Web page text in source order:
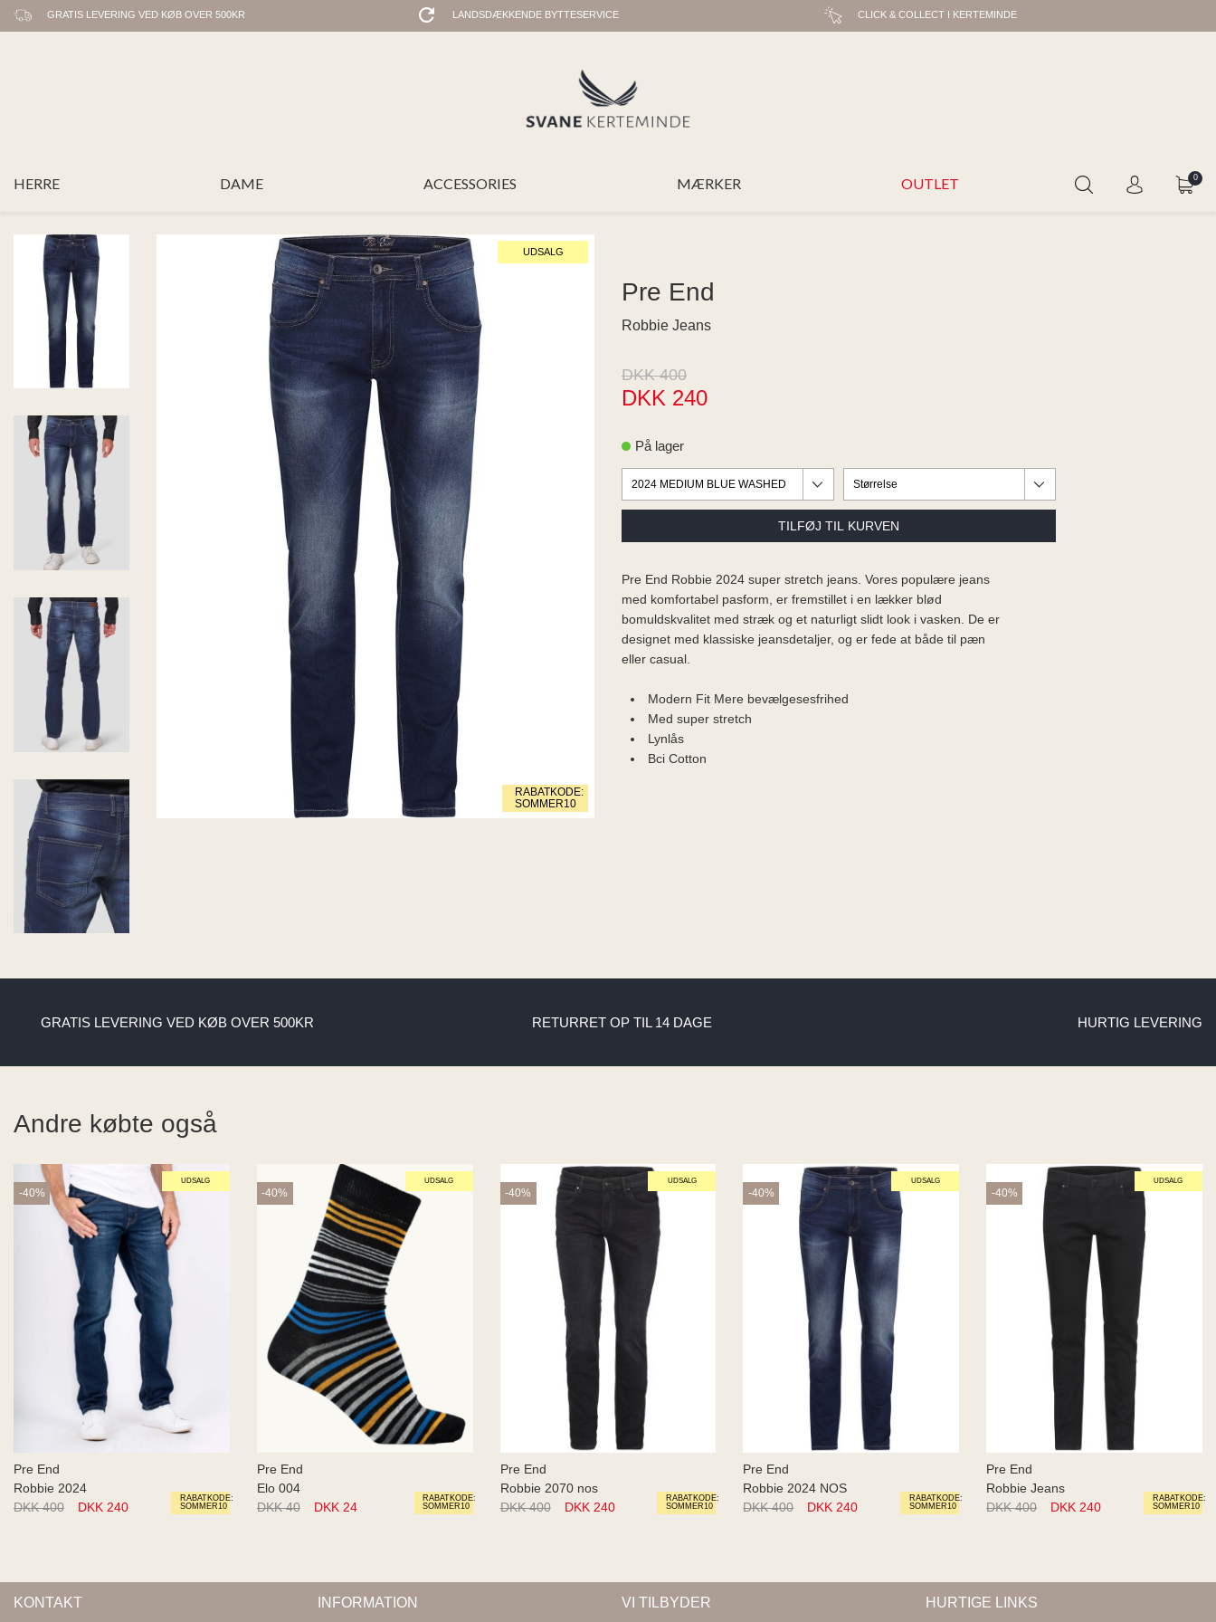
GRATIS LEVERING VED KØB OVER 500KR LANDSDÆKKENDE BYTTESERVICE CLICK & COLLECT I KERTEMINDE
HERRE DAME ACCESSORIES MÆRKER OUTLET 0
UDSALG
RABATKODE:
SOMMER10
Pre End
Robbie Jeans
DKK 400
DKK 240
På lager
Pre End Robbie 2024 super stretch jeans. Vores populære jeans
med komfortabel pasform, er fremstillet i en lækker blød
bomuldskvalitet med stræk og et naturligt slidt look i vasken. De er
designet med klassiske jeansdetaljer, og er fede at både til pæn
eller casual.
Modern Fit Mere bevælgesesfrihed
Med super stretch
Lynlås
Bci Cotton
GRATIS LEVERING VED KØB OVER 500KR RETURRET OP TIL 14 DAGE HURTIG LEVERING
Andre købte også
UDSALG
RABATKODE:
SOMMER10
-40%
Pre End
Robbie 2024
DKK 400
DKK 240
UDSALG
RABATKODE:
SOMMER10
-40%
Pre End
Elo 004
DKK 40
DKK 24
UDSALG
RABATKODE:
SOMMER10
-40%
Pre End
Robbie 2070 nos
DKK 400
DKK 240
UDSALG
RABATKODE:
SOMMER10
-40%
Pre End
Robbie 2024 NOS
DKK 400
DKK 240
UDSALG
RABATKODE:
SOMMER10
-40%
Pre End
Robbie Jeans
DKK 400
DKK 240
KONTAKT INFORMATION VI TILBYDER HURTIGE LINKS